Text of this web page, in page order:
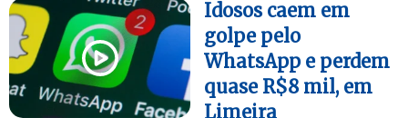
Idosos caem em
golpe pelo
WhatsApp e perdem
quase R$8 mil, em
Limeira